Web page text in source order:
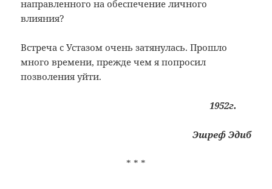
направленного на обеспечение личного
влияния?
Встреча с Устазом очень затянулась. Прошло
много времени, прежде чем я попросил
позволения уйти.
1952г.
Эшреф Эдиб
* * *